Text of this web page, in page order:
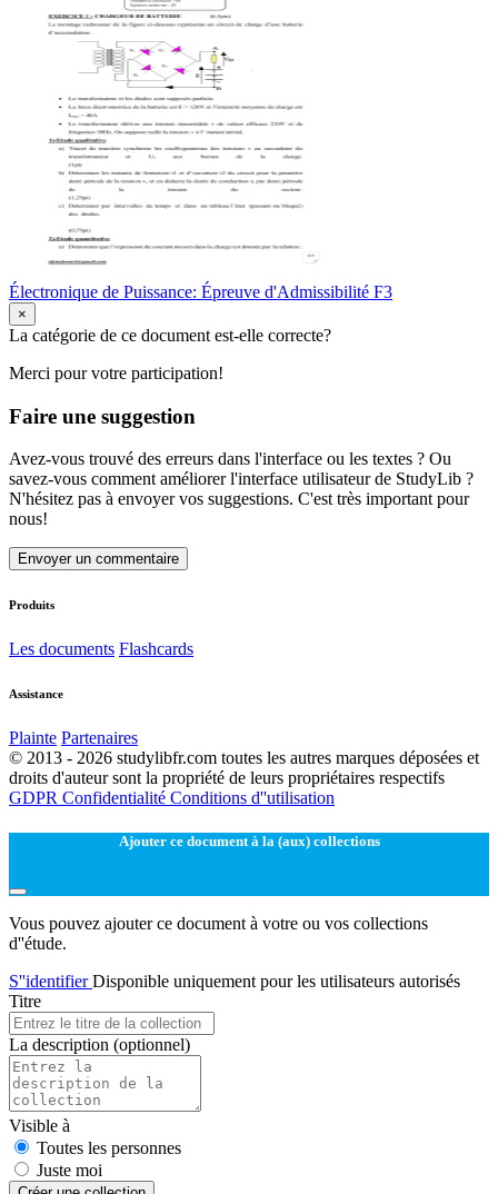
Électronique de Puissance: Épreuve d'Admissibilité F3
×
La catégorie de ce document est-elle correcte?
Merci pour votre participation!
Faire une suggestion
Avez-vous trouvé des erreurs dans l'interface ou les textes ? Ou
savez-vous comment améliorer l'interface utilisateur de StudyLib ?
N'hésitez pas à envoyer vos suggestions. C'est très important pour
nous!
Envoyer un commentaire
Produits
Les documents Flashcards
Assistance
Plainte Partenaires
© 2013 - 2026 studylibfr.com toutes les autres marques déposées et
droits d'auteur sont la propriété de leurs propriétaires respectifs
GDPR Confidentialité Conditions d''utilisation
Ajouter ce document à la (aux) collections
Vous pouvez ajouter ce document à votre ou vos collections
d''étude.
S''identifierDisponible uniquement pour les utilisateurs autorisés
Titre
La description (optionnel)
Visible à
Toutes les personnes
Juste moi